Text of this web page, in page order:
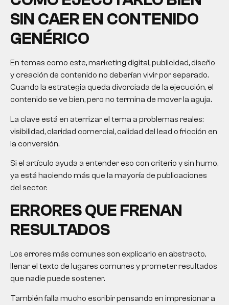
SIN CAER EN CONTENIDO
GENÉRICO
En temas como este, marketing digital, publicidad, diseño
y creación de contenido no deberían vivir por separado.
Cuando la estrategia queda divorciada de la ejecución, el
contenido se ve bien, pero no termina de mover la aguja.
La clave está en aterrizar el tema a problemas reales:
visibilidad, claridad comercial, calidad del lead o fricción en
la conversión.
Si el artículo ayuda a entender eso con criterio y sin humo,
ya está haciendo más que la mayoría de publicaciones
del sector.
ERRORES QUE FRENAN
RESULTADOS
Los errores más comunes son explicarlo en abstracto,
llenar el texto de lugares comunes y prometer resultados
que nadie puede sostener.
También falla mucho escribir pensando en impresionar a